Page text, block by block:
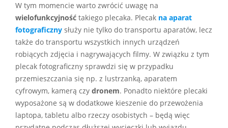
W tym momencie warto zwrócić uwagę na
wielofunkcyjność takiego plecaka. Plecak na aparat
fotograficzny służy nie tylko do transportu aparatów, lecz
także do transportu wszystkich innych urządzeń
robiących zdjęcia i nagrywających filmy. W związku z tym
plecak fotograficzny sprawdzi się w przypadku
przemieszczania się np. z lustrzanką, aparatem
cyfrowym, kamerą czy dronem. Ponadto niektóre plecaki
wyposażone są w dodatkowe kieszenie do przewożenia
laptopa, tabletu albo rzeczy osobistych – będą więc